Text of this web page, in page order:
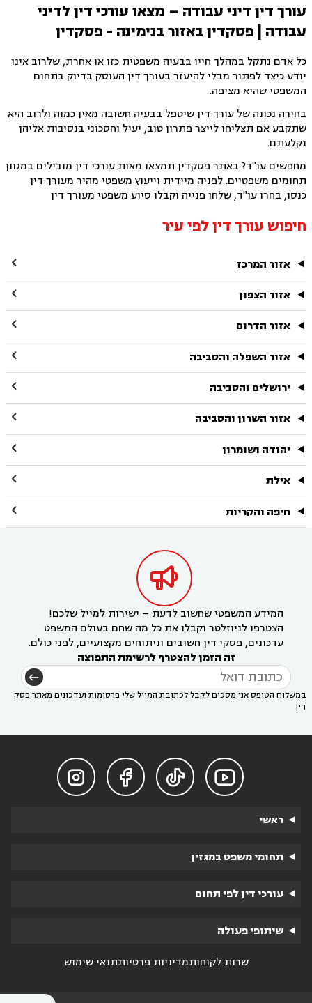
עורך דין דיני עבודה – מצאו עורכי דין לדיני
עבודה | פסקדין באזור בנימינה - פסקדין
כל אדם נתקל במהלך חייו בבעיה משפטית כזו או אחרת, שלרוב אינו
יודע כיצד לפתור מבלי להיעזר בעורך דין העוסק בדיוק בתחום
המשפטי שהיא מציפה.
בחירה נכונה של עורך דין שיטפל בבעיה חשובה מאין כמוה ולרוב היא
שתקבע אם תצליחו לייצר פתרון טוב, יעיל וחסכוני בנסיבות אליהן
נקלעתם.
מחפשים עו"ד? באתר פסקדין תמצאו מאות עורכי דין מובילים במגוון
תחומים משפטיים. לפניה מיידית וייעוץ משפטי מהיר מעורך דין
כנסו, בחרו עו"ד, שלחו פנייה וקבלו סיוע משפטי מעורך דין
חיפוש עורך דין לפי עיר
אזור המרכז 
אזור הצפון 
אזור הדרום 
אזור השפלה והסביבה 
ירושלים והסביבה 
אזור השרון והסביבה 
יהודה ושומרון 
אילת 
חיפה והקריות 

המידע המשפטי שחשוב לדעת – ישירות למייל שלכם!
הצטרפו לניוזלטר וקבלו את כל מה שחם בעולם המשפט
עדכונים, פסקי דין חשובים וניתוחים מקצועיים, לפני כולם.
זה הזמן להצטרף לרשימת התפוצה
במשלוח הטופס אני מסכים לקבל לכתובת המייל שלי פרסומות ועדכונים מאתר פסק
דין




ראשי
תחומי משפט במגזין
עורכי דין לפי תחום
שיתופי פעולה
שרות לקוחותמדיניות פרטיותתנאי שימוש